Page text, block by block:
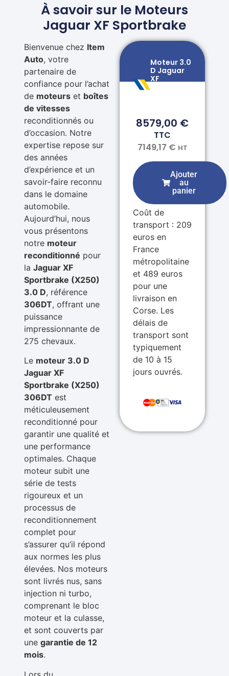
À savoir sur le Moteurs
Jaguar XF Sportbrake
Bienvenue chez Item
Auto, votre
partenaire de
confiance pour l’achat
de moteurset boîtes
de vitesses
reconditionnés ou
d’occasion. Notre
expertise repose sur
des années
d’expérience et un
savoir-faire reconnu
dans le domaine
automobile.
Aujourd’hui, nous
vous présentons
notre moteur
reconditionné pour
la Jaguar XF
Sportbrake (X250)
3.0 D, référence
306DT, offrant une
puissance
impressionnante de
275 chevaux.
Le moteur 3.0 D
Jaguar XF
Sportbrake (X250)
306DT est
méticuleusement
reconditionné pour
garantir une qualité et
une performance
optimales. Chaque
moteur subit une
série de tests
rigoureux et un
processus de
reconditionnement
complet pour
s’assurer qu’il répond
aux normes les plus
élevées. Nos moteurs
sont livrés nus, sans
injection ni turbo,
comprenant le bloc
moteur et la culasse,
et sont couverts par
une garantie de 12
mois.
Moteur 3.0
D Jaguar
XF
8579,00 €
TTC
7149,17 € HT
Ajouter
au
panier
Coût de
transport : 209
euros en
France
métropolitaine
et 489 euros
pour une
livraison en
Corse. Les
délais de
transport sont
typiquement
de 10 à 15
jours ouvrés.